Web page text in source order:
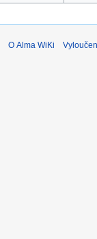
O Alma WiKi